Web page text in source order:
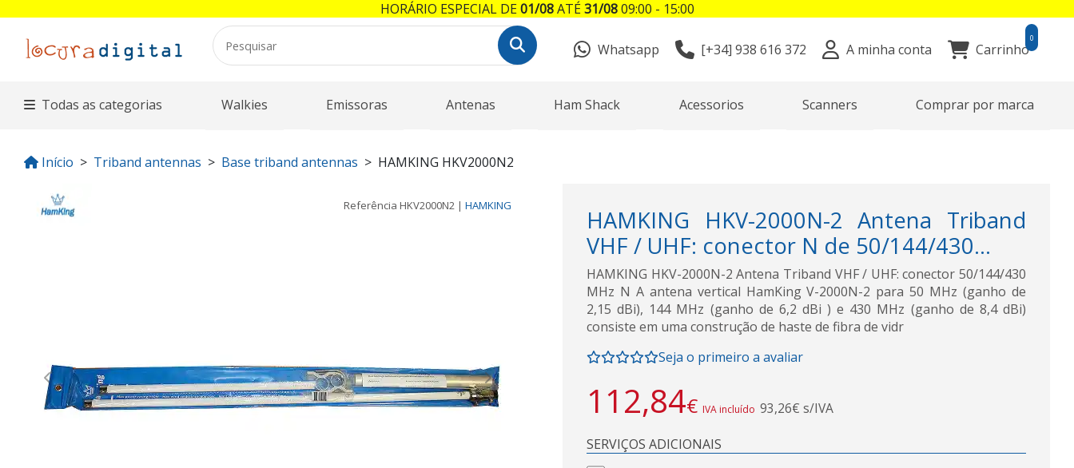
Whatsapp [+34] 938 616 372 A minha conta Carrinho
0
Todas as categorias Walkies Emissoras Antenas Ham Shack Acessorios Scanners Comprar por marca
Início Triband antennas Base triband antennas HAMKING HKV2000N2
Referência HKV2000N2 | HAMKING
Previous Next
HAMKING HKV-2000N-2 Antena Triband
VHF / UHF: conector N de 50/144/430...
HAMKING HKV-2000N-2 Antena Triband VHF / UHF: conector 50/144/430
MHz N A antena vertical HamKing V-2000N-2 para 50 MHz (ganho de
2,15 dBi), 144 MHz (ganho de 6,2 dBi ) e 430 MHz (ganho de 8,4 dBi)
consiste em uma construção de haste de fibra de vidr
Seja o primeiro a avaliar
112,84€ IVA incluído 93,26€ s/IVA
SERVIÇOS ADICIONAIS
HORÁRIO ESPECIAL DE01/08ATÉ31/0809:00 - 15:00